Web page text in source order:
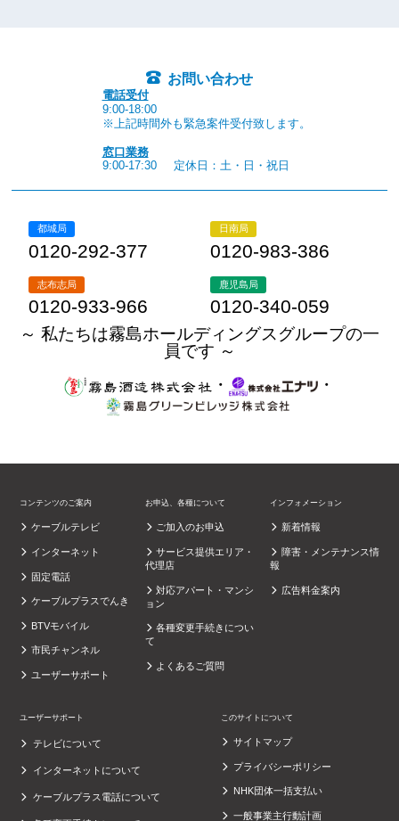
お問い合わせ
電話受付
9:00-18:00
※上記時間外も緊急案件受付致します。
窓口業務
9:00-17:30
定休日：土・日・祝日
都城局
0120-292-377
日南局
0120-983-386
志布志局
0120-933-966
鹿児島局
0120-340-059
～ 私たちは霧島ホールディングスグループの一
員です ～
・
・
コンテンツのご案内
ケーブルテレビ
インターネット
固定電話
ケーブルプラスでんき
BTVモバイル
市民チャンネル
ユーザーサポート
お申込、各種について
ご加入のお申込
サービス提供エリア・
代理店
対応アパート・マンシ
ョン
各種変更手続きについ
て
よくあるご質問
インフォメーション
新着情報
障害・メンテナンス情
報
広告料金案内
ユーザーサポート
テレビについて
インターネットについて
ケーブルプラス電話について
このサイトについて
サイトマップ
プライバシーポリシー
NHK団体一括支払い
一般事業主行動計画